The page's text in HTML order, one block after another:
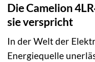
Die Camelion
sie verspricht
In der Welt der
Energiequelle